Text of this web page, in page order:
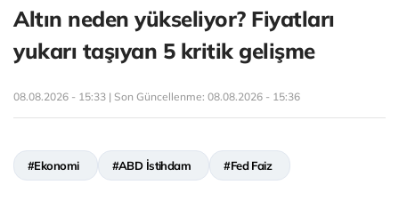
Altın neden yükseliyor? Fiyatları
yukarı taşıyan 5 kritik gelişme
08.08.2026 - 15:33 | Son Güncellenme: 08.08.2026 - 15:36
#Ekonomi #ABD İstihdam #Fed Faiz